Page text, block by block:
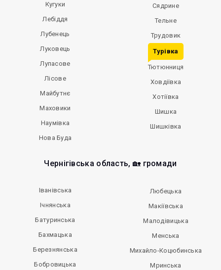
Кугуки
Лебіддя
Лубенець
Луковець
Лупасове
Лісове
Майбутнє
Маховики
Наумівка
Нова Буда
Сядрине
Тельне
Трудовик
Турівка
Тютюнниця
Ховдіївка
Хотіївка
Шишка
Шишківка
Чернігівська область, 🏡 громади
Іванівська
Ічнянська
Батуринська
Бахмацька
Березнянська
Бобровицька
Любецька
Макіївська
Малодівицька
Менська
Михайло-Коцюбинська
Мринська